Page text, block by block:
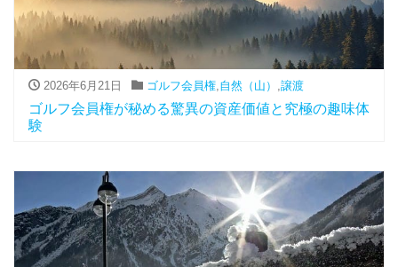
2026年6月21日 ゴルフ会員権, 自然（山） 譲渡
ゴルフ会員権が秘める驚異の資産価値と究極の趣味体
験